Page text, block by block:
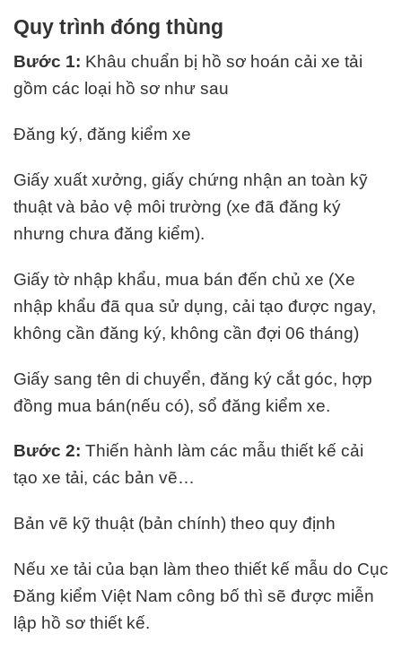
Quy trình đóng thùng
Bước 1: Khâu chuẩn bị hồ sơ hoán cải xe tải
gồm các loại hồ sơ như sau
Đăng ký, đăng kiểm xe
Giấy xuất xưởng, giấy chứng nhận an toàn kỹ
thuật và bảo vệ môi trường (xe đã đăng ký
nhưng chưa đăng kiểm).
Giấy tờ nhập khẩu, mua bán đến chủ xe (Xe
nhập khẩu đã qua sử dụng, cải tạo được ngay,
không cần đăng ký, không cần đợi 06 tháng)
Giấy sang tên di chuyển, đăng ký cắt góc, hợp
đồng mua bán(nếu có), sổ đăng kiểm xe.
Bước 2: Thiến hành làm các mẫu thiết kế cải
tạo xe tải, các bản vẽ…
Bản vẽ kỹ thuật (bản chính) theo quy định
Nếu xe tải của bạn làm theo thiết kế mẫu do Cục
Đăng kiểm Việt Nam công bố thì sẽ được miễn
lập hồ sơ thiết kế.